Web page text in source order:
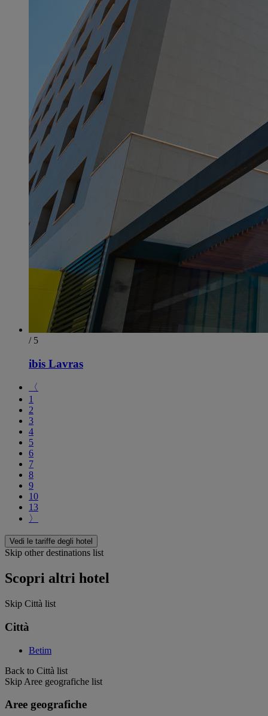
/ 5
ibis Lavras
〈
1
2
3
4
5
6
7
8
9
10
13
〉
Vedi le tariffe degli hotel
Skip other destinations list
Scopri altri hotel
Skip Città list
Città
Betim
Back to Città list
Skip Aree geografiche list
Aree geografiche